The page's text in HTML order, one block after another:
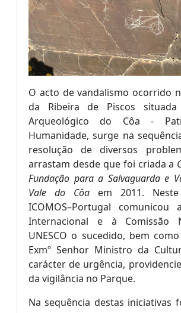
O acto de vandalismo ocorrido
da Ribeira de Piscos
Arqueológico do Côa -
Humanidade, surge na
resolução de diversos
arrastam desde que foi criada a
Fundação para a Salvaguarda e
Vale do Côa em 2011.
ICOMOS–Portugal comunicou
Internacional e à Comissão
UNESCO o sucedido, bem
Exmº Senhor Ministro da
carácter de urgência,
da vigilância no Parque.
Na sequência destas iniciativas